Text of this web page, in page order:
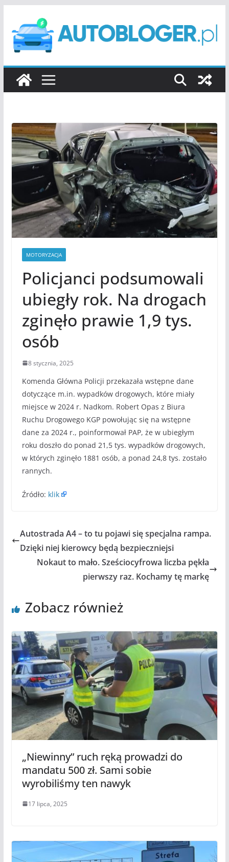
treści
MOTORYZACJA
Policjanci podsumowali
ubiegły rok. Na drogach
zginęło prawie 1,9 tys.
osób
8 stycznia, 2025
Komenda Główna Policji przekazała wstępne dane
dotyczące m.in. wypadków drogowych, które miały
miejsce w 2024 r. Nadkom. Robert Opas z Biura
Ruchu Drogowego KGP powołując się na wstępne
dane za 2024 r., poinformował PAP, że w ubiegłym
roku doszło do ponad 21,5 tys. wypadków drogowych,
w których zginęło 1881 osób, a ponad 24,8 tys. zostało
rannych.
Źródło: klik
Autostrada A4 – to tu pojawi się specjalna rampa.
Dzięki niej kierowcy będą bezpieczniejsi
Nokaut to mało. Sześciocyfrowa liczba pękła
pierwszy raz. Kochamy tę markę
Zobacz również
„Niewinny” ruch ręką prowadzi do
mandatu 500 zł. Sami sobie
wyrobiliśmy ten nawyk
17 lipca, 2025